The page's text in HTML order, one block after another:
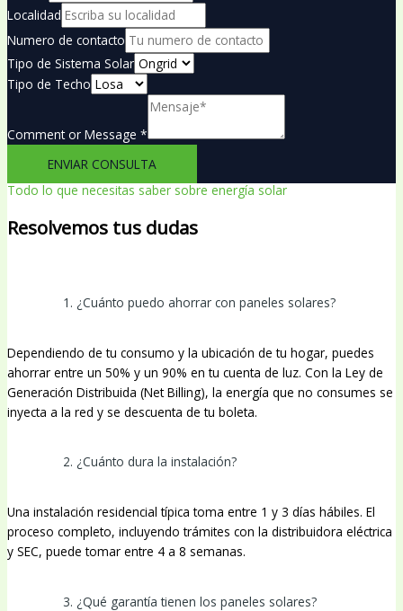
Localidad
Numero de contacto
Tipo de Sistema Solar
Tipo de Techo
Comment or Message *
ENVIAR CONSULTA
Todo lo que necesitas saber sobre energía solar
Resolvemos tus dudas
1. ¿Cuánto puedo ahorrar con paneles solares?
Dependiendo de tu consumo y la ubicación de tu hogar, puedes
ahorrar entre un 50% y un 90% en tu cuenta de luz. Con la Ley de
Generación Distribuida (Net Billing), la energía que no consumes se
inyecta a la red y se descuenta de tu boleta.
2. ¿Cuánto dura la instalación?
Una instalación residencial típica toma entre 1 y 3 días hábiles. El
proceso completo, incluyendo trámites con la distribuidora eléctrica
y SEC, puede tomar entre 4 a 8 semanas.
3. ¿Qué garantía tienen los paneles solares?